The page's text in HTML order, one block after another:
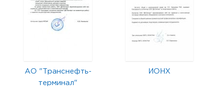
АО "Транснефть-
терминал"
ИОНХ